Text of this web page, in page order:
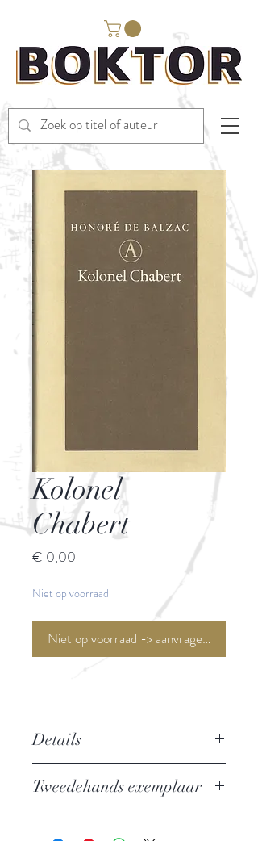
Kolonel
Chabert
€ 0,00
Niet op voorraad
Niet op voorraad -> aanvragen <-
Details
Uitgever: Athenaeum - Polak & Van
Tweedehands exemplaar